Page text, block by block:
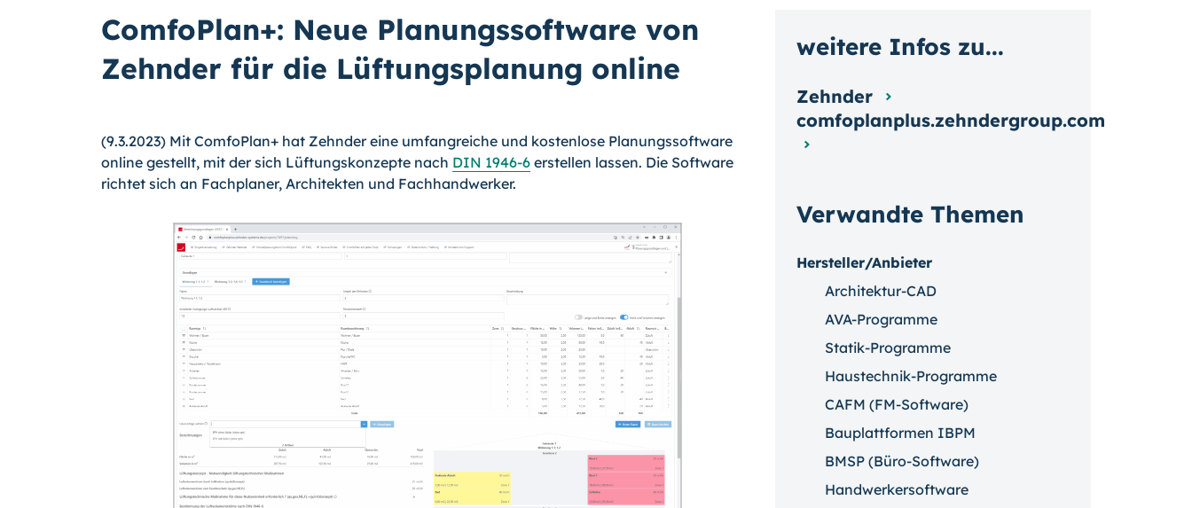
ComfoPlan+: Neue Planungssoftware von
Zehnder für die Lüftungsplanung online
(9.3.2023) Mit ComfoPlan+ hat Zehnder eine umfangreiche und kostenlose Planungssoftware
online gestellt, mit der sich Lüftungskonzepte nach DIN 1946-6 erstellen lassen. Die Software
richtet sich an Fachplaner, Architekten und Fachhandwerker.
Verwandte Themen
Hersteller/Anbieter
Architektur-CAD
AVA-Programme
Statik-Programme
Haustechnik-Programme
CAFM (FM-Software)
Bauplattformen IBPM
BMSP (Büro-Software)
Handwerkersoftware
weitere Infos zu...
Zehnder
comfoplanplus.zehndergroup.com